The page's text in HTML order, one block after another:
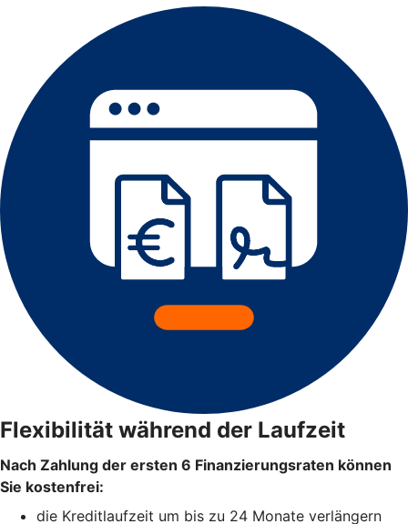
Flexibilität während der Laufzeit
Nach Zahlung der ersten 6 Finanzierungsraten können
Sie kostenfrei:
die Kreditlaufzeit um bis zu 24 Monate verlängern